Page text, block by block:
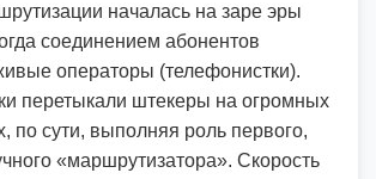
началась на заре эры
соединением абонентов
операторы (телефонистки).
перетыкали штекеры на огромных
по сути, выполняя роль первого,
«маршрутизатора». Скорость